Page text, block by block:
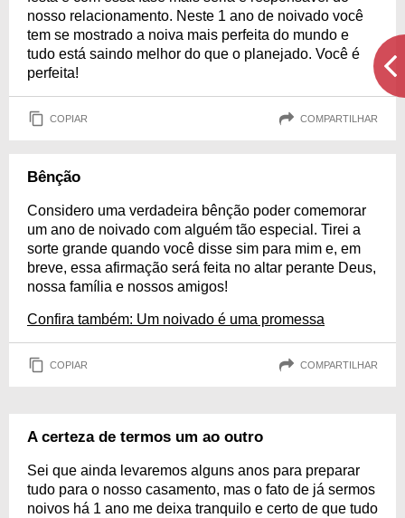
nosso relacionamento. Neste 1 ano de noivado você
tem se mostrado a noiva mais perfeita do mundo e
tudo está saindo melhor do que o planejado. Você é
perfeita!
COPIAR COMPARTILHAR
Bênção
Considero uma verdadeira bênção poder comemorar
um ano de noivado com alguém tão especial. Tirei a
sorte grande quando você disse sim para mim e, em
breve, essa afirmação será feita no altar perante Deus,
nossa família e nossos amigos!
Confira também: Um noivado é uma promessa
COPIAR COMPARTILHAR
A certeza de termos um ao outro
Sei que ainda levaremos alguns anos para preparar
tudo para o nosso casamento, mas o fato de já sermos
noivos há 1 ano me deixa tranquilo e certo de que tudo